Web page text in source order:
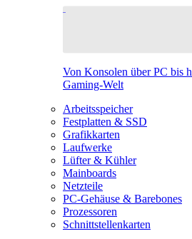
Von Konsolen über PC bis
Gaming-Welt
Arbeitsspeicher
Festplatten & SSD
Grafikkarten
Laufwerke
Lüfter & Kühler
Mainboards
Netzteile
PC-Gehäuse & Barebones
Prozessoren
Schnittstellenkarten